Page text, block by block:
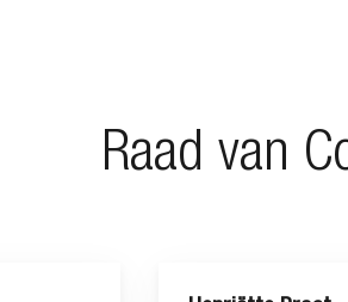
Raad van